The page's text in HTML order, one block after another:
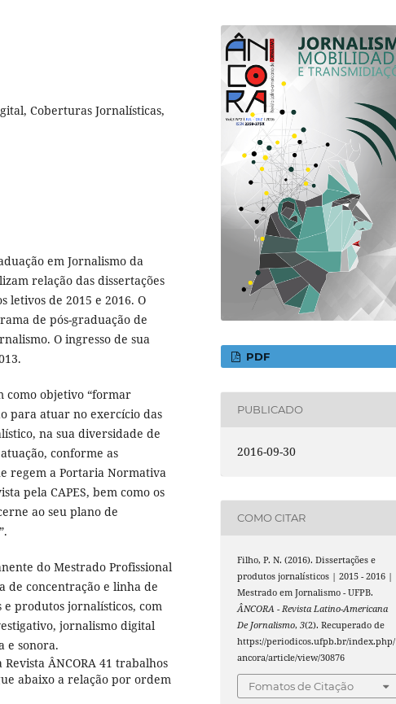
Coberturas Jornalísticas,
em Jornalismo da
relação das dissertações
letivos de 2015 e 2016. O
de pós-graduação de
O ingresso de sua
como objetivo “formar
para atuar no exercício das
na sua diversidade de
conforme as
regem a Portaria Normativa
pela CAPES, bem como os
ao seu plano de
do Mestrado Profissional
de concentração e linha de
e produtos jornalísticos, com
jornalismo digital
e sonora.
ÂNCORA 41 trabalhos
abaixo a relação por ordem
PDF
PUBLICADO
2016-09-30
COMO CITAR
Filho, P. N. (2016). Dissertações e
produtos jornalísticos | 2015 - 2016 |
Mestrado em Jornalismo - UFPB.
ÂNCORA - Revista Latino-Americana
De Jornalismo,3(2). Recuperado de
https://periodicos.ufpb.br/index.php/
ancora/article/view/30876
Fomatos de Citação